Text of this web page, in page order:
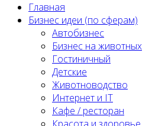
Главная
Бизнес идеи (по сферам)
Автобизнес
Бизнес на животных
Гостиничный
Детские
Животноводство
Интернет и IT
Кафе / ресторан